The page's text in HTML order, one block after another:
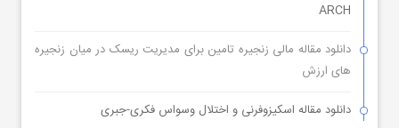
ARCH
دانلود مقاله مالی زنجیره تامین برای مدیریت ریسک در میان زنجیره
های ارزش
دانلود مقاله اسکیزوفرنی و اختلال وسواس فکری-جبری